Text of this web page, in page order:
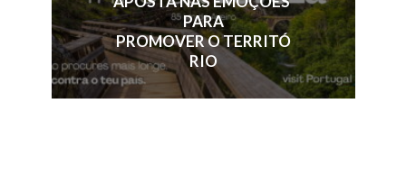
PARA
PROMOVER O TERRITÓ
RIO